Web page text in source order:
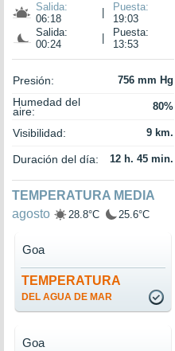
Salida:
06:18
Puesta:
19:03
Salida:
00:24
Puesta:
13:53
Presión: 756 mm Hg
Humedad del
aire: 80%
Visibilidad: 9 km.
Duración del día: 12 h. 45 min.
TEMPERATURA MEDIA
agosto
28.8°C 25.6°C
TEMPERATURA
DEL AGUA DE MAR
Goa
Goa